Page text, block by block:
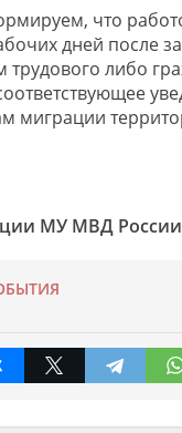
что
дней после
либо
миграции
МУ МВД России